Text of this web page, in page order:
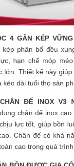
4 GÂN KÉP
phân bổ đều
hạn chế móp
lớn. Thiết kế này giúp
kéo dài tuổi thọ sản
ĐẾ INOX V3
chân đế inox
lực tốt, giúp bồn
Chân đế có khả
cao trong quá trình